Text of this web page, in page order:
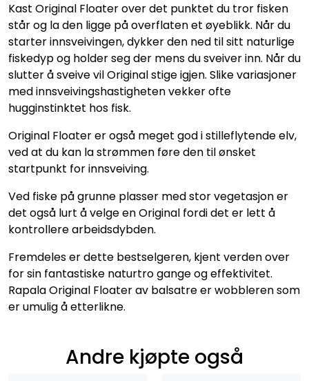
Kast Original Floater over det punktet du tror fisken
står og la den ligge på overflaten et øyeblikk. Når du
starter innsveivingen, dykker den ned til sitt naturlige
fiskedyp og holder seg der mens du sveiver inn. Når du
slutter å sveive vil Original stige igjen. Slike variasjoner
med innsveivingshastigheten vekker ofte
hugginstinktet hos fisk.
Original Floater er også meget god i stilleflytende elv,
ved at du kan la strømmen føre den til ønsket
startpunkt for innsveiving.
Ved fiske på grunne plasser med stor vegetasjon er
det også lurt å velge en Original fordi det er lett å
kontrollere arbeidsdybden.
Fremdeles er dette bestselgeren, kjent verden over
for sin fantastiske naturtro gange og effektivitet.
Rapala Original Floater av balsatre er wobbleren som
er umulig å etterlikne.
Andre kjøpte også